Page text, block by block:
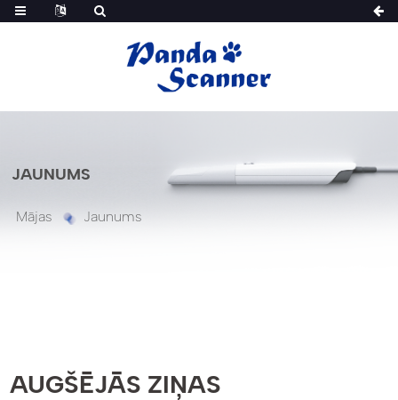
JAUNUMS
Mājas Jaunums
AUGŠĒJĀS ZIŅAS